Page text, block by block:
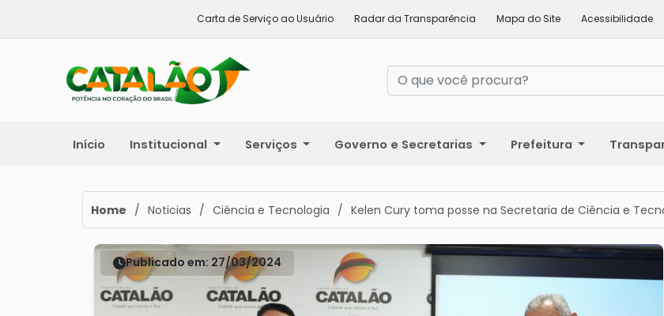
Carta de Serviço ao Usuário Radar da Transparência Mapa do Site Acessibilidade
Início Institucional Serviços Governo e Secretarias Prefeitura
Home / Noticias / Ciência e Tecnologia / Kelen Cury toma posse na Secretaria de Ciência e
Publicado em: 27/03/2024